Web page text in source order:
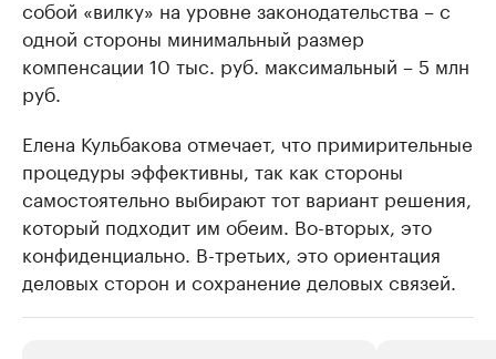
собой «вилку» на уровне законодательства – с
одной стороны минимальный размер
компенсации 10 тыс. руб. максимальный – 5 млн
руб.
Елена Кульбакова отмечает, что примирительные
процедуры эффективны, так как стороны
самостоятельно выбирают тот вариант решения,
который подходит им обеим. Во-вторых, это
конфиденциально. В-третьих, это ориентация
деловых сторон и сохранение деловых связей.